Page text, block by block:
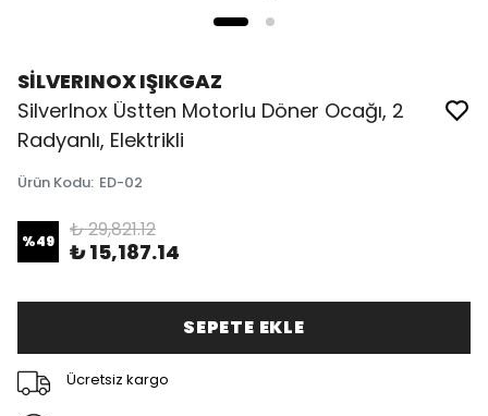
SİLVERINOX IŞIKGAZ
SilverInox Üstten Motorlu Döner Ocağı, 2
Radyanlı, Elektrikli
Ürün Kodu: ED-02
%49 ₺ 29,821.12
₺ 15,187.14
SEPETE EKLE
Ücretsiz kargo